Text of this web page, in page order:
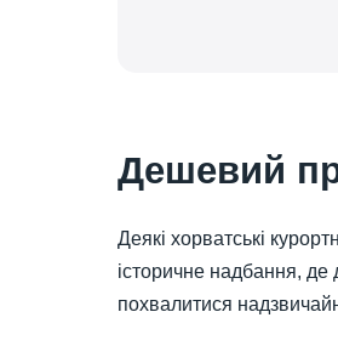
Дешевий
Деякі хорватські
історичне надбання, де
похвалитися